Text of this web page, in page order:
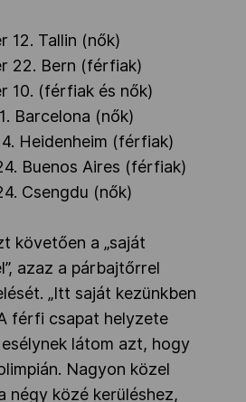
12. Tallin (nők)
22. Bern (férfiak)
10. (férfiak és nők)
Barcelona (nők)
Heidenheim (férfiak)
Buenos Aires (férfiak)
Csengdu (nők)
követően a „saját
azaz a párbajtőrrel
„Itt saját kezünkben
férfi csapat helyzete
látom azt, hogy
Nagyon közel
négy közé kerüléshez,